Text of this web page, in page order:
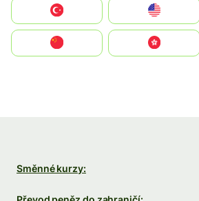
United States
中國香港特別行政區
Směnné kurzy: